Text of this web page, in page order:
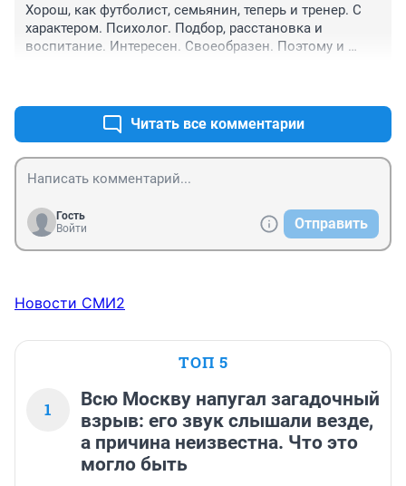
Хорош, как футболист, семьянин, теперь и тренер. С
характером. Психолог. Подбор, расстановка и
воспитание. Интересен. Своеобразен. Поэтому и
Читать все комментарии
Гость
Войти
Отправить
Новости СМИ2
ТОП 5
1
Всю Москву напугал загадочный
взрыв: его звук слышали везде,
а причина неизвестна. Что это
могло быть